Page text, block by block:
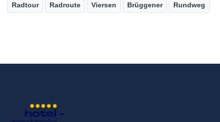
Radtour Radroute Viersen Brüggener Rundweg